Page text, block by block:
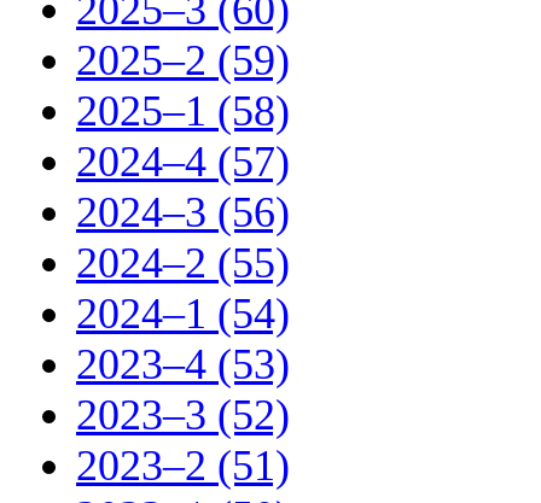
2025–2 (59)
2025–1 (58)
2024–4 (57)
2024–3 (56)
2024–2 (55)
2024–1 (54)
2023–4 (53)
2023–3 (52)
2023–2 (51)